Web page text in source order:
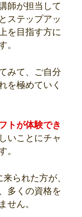
師が担当して
ステップアッ
を目指す方に
。
みて、ご自分
を極めていく
トが体験でき
いことにチャ
。
られた方が、
多くの資格を
せん。